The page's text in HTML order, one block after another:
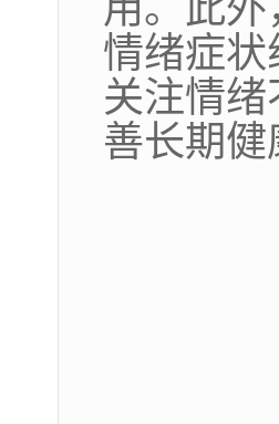
用。此
情绪症
关注情
善长期